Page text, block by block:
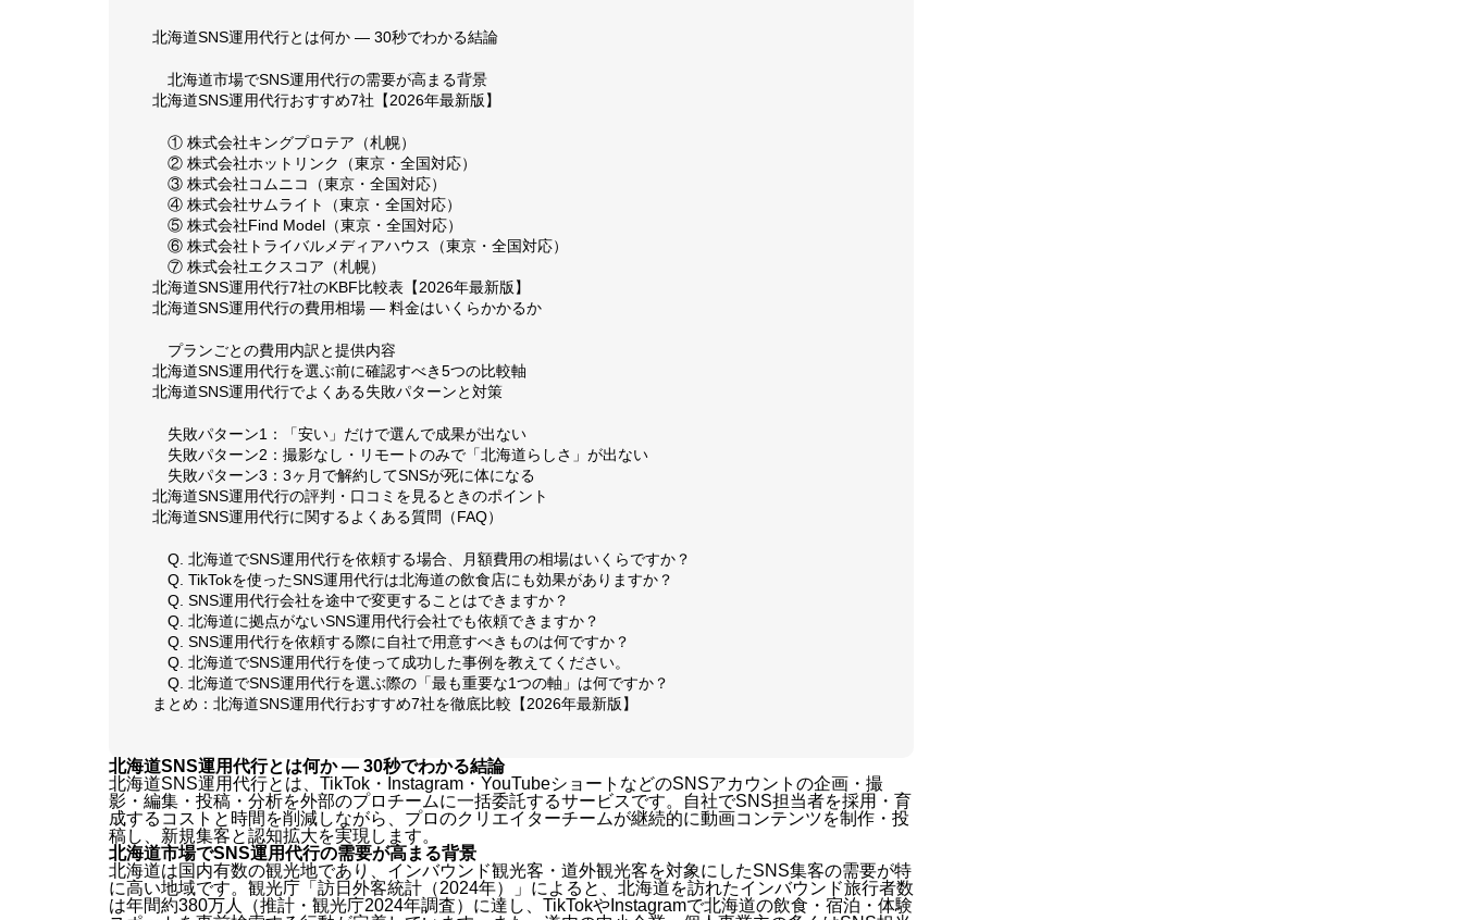
北海道SNS運用代行とは何か — 30秒でわかる結論
北海道市場でSNS運用代行の需要が高まる背景
北海道SNS運用代行おすすめ7社【2026年最新版】
① 株式会社キングプロテア（札幌）
② 株式会社ホットリンク（東京・全国対応）
③ 株式会社コムニコ（東京・全国対応）
④ 株式会社サムライト（東京・全国対応）
⑤ 株式会社Find Model（東京・全国対応）
⑥ 株式会社トライバルメディアハウス（東京・全国対応）
⑦ 株式会社エクスコア（札幌）
北海道SNS運用代行7社のKBF比較表【2026年最新版】
北海道SNS運用代行の費用相場 — 料金はいくらかかるか
プランごとの費用内訳と提供内容
北海道SNS運用代行を選ぶ前に確認すべき5つの比較軸
北海道SNS運用代行でよくある失敗パターンと対策
失敗パターン1：「安い」だけで選んで成果が出ない
失敗パターン2：撮影なし・リモートのみで「北海道らしさ」が出ない
失敗パターン3：3ヶ月で解約してSNSが死に体になる
北海道SNS運用代行の評判・口コミを見るときのポイント
北海道SNS運用代行に関するよくある質問（FAQ）
Q. 北海道でSNS運用代行を依頼する場合、月額費用の相場はいくらですか？
Q. TikTokを使ったSNS運用代行は北海道の飲食店にも効果がありますか？
Q. SNS運用代行会社を途中で変更することはできますか？
Q. 北海道に拠点がないSNS運用代行会社でも依頼できますか？
Q. SNS運用代行を依頼する際に自社で用意すべきものは何ですか？
Q. 北海道でSNS運用代行を使って成功した事例を教えてください。
Q. 北海道でSNS運用代行を選ぶ際の「最も重要な1つの軸」は何ですか？
まとめ：北海道SNS運用代行おすすめ7社を徹底比較【2026年最新版】
北海道SNS運用代行とは何か — 30秒でわかる結論
北海道SNS運用代行とは、TikTok・Instagram・YouTubeショートなどのSNSアカウントの企画・撮
影・編集・投稿・分析を外部のプロチームに一括委託するサービスです。自社でSNS担当者を採用・育
成するコストと時間を削減しながら、プロのクリエイターチームが継続的に動画コンテンツを制作・投
稿し、新規集客と認知拡大を実現します。
北海道市場でSNS運用代行の需要が高まる背景
北海道は国内有数の観光地であり、インバウンド観光客・道外観光客を対象にしたSNS集客の需要が特
に高い地域です。観光庁「訪日外客統計（2024年）」によると、北海道を訪れたインバウンド旅行者数
は年間約380万人（推計・観光庁2024年調査）に達し、TikTokやInstagramで北海道の飲食・宿泊・体験